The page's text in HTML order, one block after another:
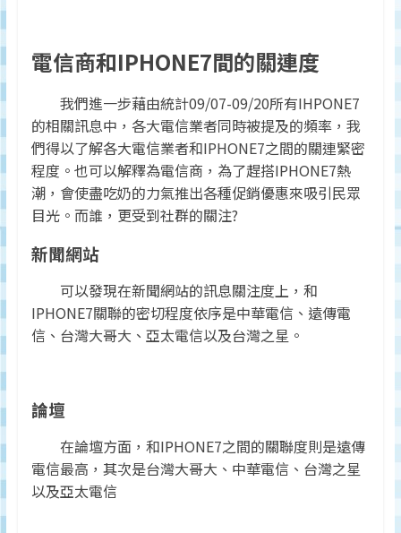
電信商和IPHONE7間的關連度
我們進一步藉由統計09/07-09/20所有IHPONE7
的相關訊息中，各大電信業者同時被提及的頻率，我
們得以了解各大電信業者和IPHONE7之間的關連緊密
程度。也可以解釋為電信商，為了趕搭IPHONE7熱
潮，會使盡吃奶的力氣推出各種促銷優惠來吸引民眾
目光。而誰，更受到社群的關注?
新聞網站
可以發現在新聞網站的訊息關注度上，和
IPHONE7關聯的密切程度依序是中華電信、遠傳電
信、台灣大哥大、亞太電信以及台灣之星。
論壇
在論壇方面，和IPHONE7之間的關聯度則是遠傳
電信最高，其次是台灣大哥大、中華電信、台灣之星
以及亞太電信